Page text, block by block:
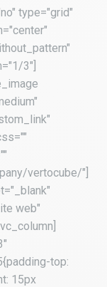
type="grid"
3"]
vertocube/"]
web"
top:
15px